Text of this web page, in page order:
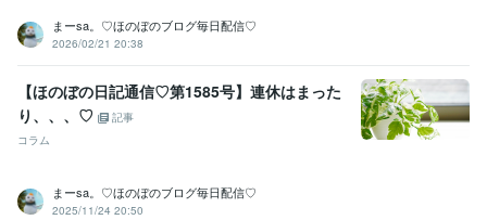
まーsa。♡ほのぼのブログ毎日配信♡
2026/02/21 20:38
【ほのぼの日記通信♡第1585号】連休はまった
り、、、♡
記事
コラム
まーsa。♡ほのぼのブログ毎日配信♡
2025/11/24 20:50